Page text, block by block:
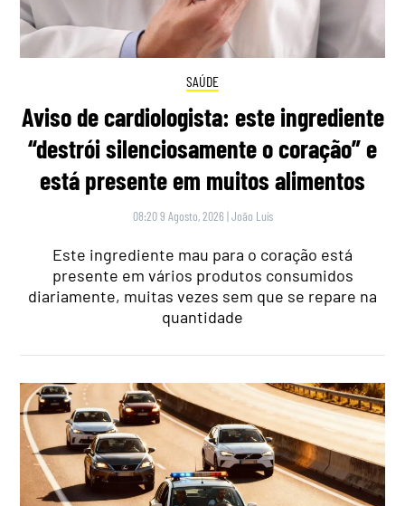
SAÚDE
Aviso de cardiologista: este ingrediente
“destrói silenciosamente o coração” e
está presente em muitos alimentos
08:20 9 Agosto, 2026 |João Luís
Este ingrediente mau para o coração está
presente em vários produtos consumidos
diariamente, muitas vezes sem que se repare na
quantidade